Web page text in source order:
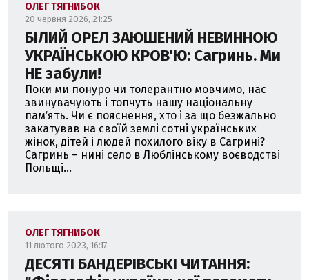
ОЛЕГ ТЯГНИБОК
20 червня 2026, 21:25
БІЛИЙ ОРЕЛ ЗАЮШЕНИЙ НЕВИННОЮ
УКРАЇНСЬКОЮ КРОВ'Ю: Сагринь. Ми
НЕ забули!
Поки ми понуро чи толерантно мовчимо, нас
звинувачують і топчуть нашу національну
памʼять. Чи є пояснення, хто і за що безжально
закатував на своїй землі сотні українських
жінок, дітей і людей похилого віку в Сагрині?
Сагринь – нині село в Люблінському воєводстві
Польщі...
ОЛЕГ ТЯГНИБОК
11 лютого 2023, 16:17
ДЕСЯТІ БАНДЕРІВСЬКІ ЧИТАННЯ: